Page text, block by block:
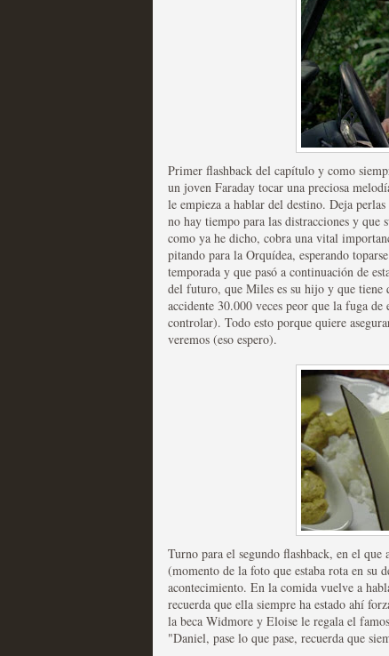
series más caras de
Fin de ciclo para las
MOLTISANTI
Recomendación de la semana
Taboo es otra
Recomendación de la semana
Las temporadas de
Primer flashback del capítulo y como
un joven Faraday tocar una preciosa
le empieza a hablar del destino. Deja
no hay tiempo para las distracciones y que
como ya he dicho, cobra una vital
pitando para la Orquídea, esperando
temporada y que pasó a continuación de
del futuro, que Miles es su hijo y que tiene
accidente 30.000 veces peor que la fuga
controlar). Todo esto porque quiere
veremos (eso espero).
Turno para el segundo flashback, en el
(momento de la foto que estaba rota en su
acontecimiento. En la comida vuelve a
recuerda que ella siempre ha estado ahí
la beca Widmore y Eloise le regala el
"Daniel, pase lo que pase, recuerda que